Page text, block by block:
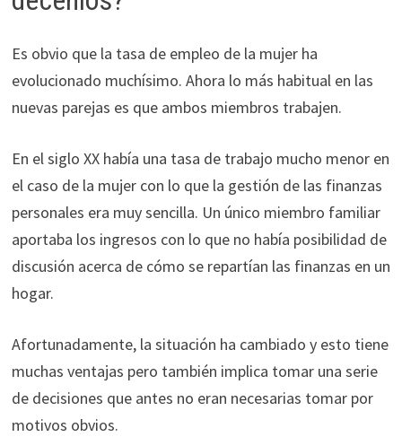
Es obvio que la tasa de empleo de la mujer ha
evolucionado muchísimo. Ahora lo más habitual en las
nuevas parejas es que ambos miembros trabajen.
En el siglo XX había una tasa de trabajo mucho menor en
el caso de la mujer con lo que la gestión de las finanzas
personales era muy sencilla. Un único miembro familiar
aportaba los ingresos con lo que no había posibilidad de
discusión acerca de cómo se repartían las finanzas en un
hogar.
Afortunadamente, la situación ha cambiado y esto tiene
muchas ventajas pero también implica tomar una serie
de decisiones que antes no eran necesarias tomar por
motivos obvios.